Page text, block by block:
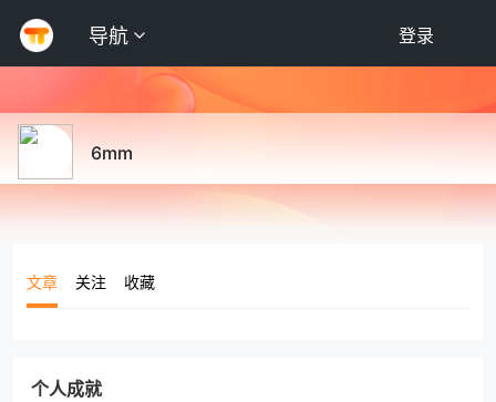
导航 登录
6mm
文章 关注 收藏
个人成就